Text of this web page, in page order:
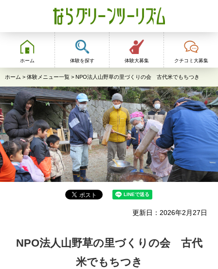
ならグリーンツーリ
ズム
ホーム 体験を探す 体験大募集 クチコミ大募集
ホーム > 体験メニュー一覧 > NPO法人山野草の里づくりの会 古代米でもちつき
更新日：2026年2月27日
NPO法人山野草の里づくりの会 古代
米でもちつき